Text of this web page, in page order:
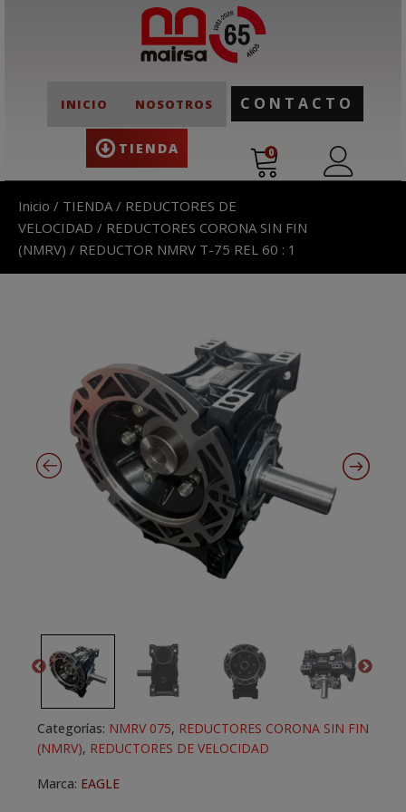
INICIO NOSOTROS
TIENDA
CONTACTO
0
Inicio / TIENDA / REDUCTORES DE
VELOCIDAD / REDUCTORES CORONA SIN FIN
(NMRV) / REDUCTOR NMRV T-75 REL 60 : 1
Categorías: NMRV 075, REDUCTORES CORONA SIN FIN
(NMRV), REDUCTORES DE VELOCIDAD
Marca: EAGLE